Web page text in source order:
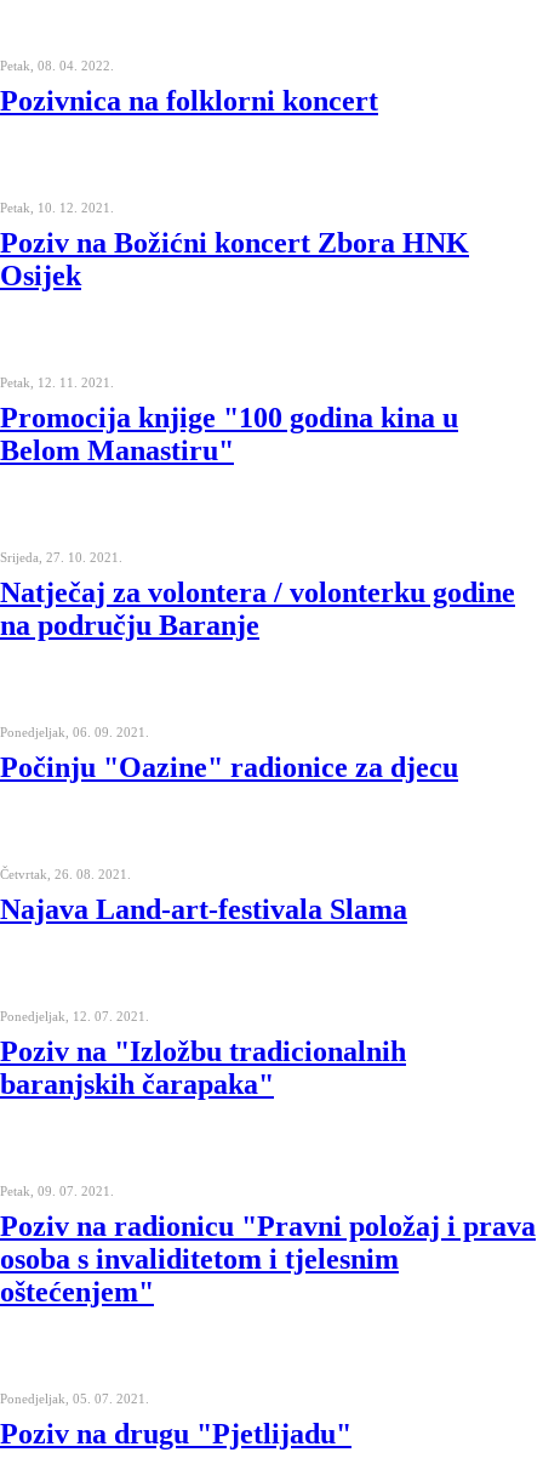
Petak, 08. 04. 2022.
Pozivnica na folklorni koncert
Petak, 10. 12. 2021.
Poziv na Božićni koncert Zbora HNK
Osijek
Petak, 12. 11. 2021.
Promocija knjige "100 godina kina u
Belom Manastiru"
Srijeda, 27. 10. 2021.
Natječaj za volontera / volonterku godine
na području Baranje
Ponedjeljak, 06. 09. 2021.
Počinju "Oazine" radionice za djecu
Četvrtak, 26. 08. 2021.
Najava Land-art-festivala Slama
Ponedjeljak, 12. 07. 2021.
Poziv na "Izložbu tradicionalnih
baranjskih čarapaka"
Petak, 09. 07. 2021.
Poziv na radionicu "Pravni položaj i prava
osoba s invaliditetom i tjelesnim
oštećenjem"
Ponedjeljak, 05. 07. 2021.
Poziv na drugu "Pjetlijadu"